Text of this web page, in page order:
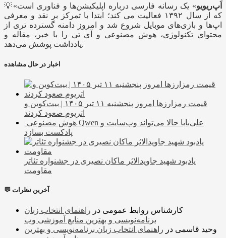
💡« اَپ‌ریویو» یک رسانه فارسی درباره اپلیکیشن‌ها و فناوری است
که از سال ۱۳۹۲ فعالیت می کند؛ ابتدا با تمرکز بر نقد و معرفی
اپ‌ها و بازی‌های موبایل شروع شد و امروز دامنه گسترده تری از
محتوای تکنولوژی، هوش مصنوعی و آی تی را با خبر، مقاله و
یادداشت پوشش می‌دهد.
اخبار در حال مشاهده
قیمت رمزارزها امروز پنجشنبه ۱۱ تیر ۱۴۰۵ | بیت‌کوین و
اتریوم صعود کردند
هوش مصنوعی Qwen علی‌بابا حالا می‌تواند وب‌سایت و
پادکست بسازد
یادبود شهید جاویدالاثر ماکان نصیری در جشنواره تئاتر
مقاومت
💬 آخرین نظرات
کارشناس روابط عمومی در راهنمای انتخاب زبان
برنامه‌نویسی و بهترین منابع آموزشی وب
وحید قاسمی در راهنمای انتخاب زبان برنامه‌نویسی و بهترین